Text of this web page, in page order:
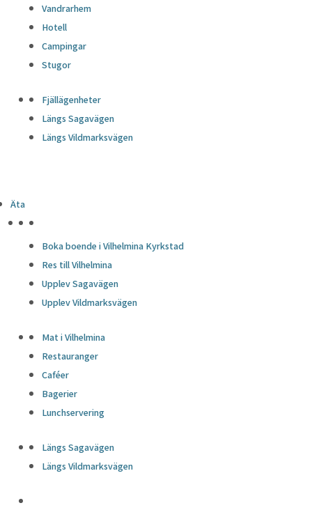
Vandrarhem
Hotell
Campingar
Stugor
Fjällägenheter
Längs Sagavägen
Längs Vildmarksvägen
Äta
Boka boende i Vilhelmina Kyrkstad
Res till Vilhelmina
Upplev Sagavägen
Upplev Vildmarksvägen
Mat i Vilhelmina
Restauranger
Caféer
Bagerier
Lunchservering
Längs Sagavägen
Längs Vildmarksvägen